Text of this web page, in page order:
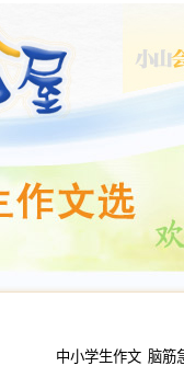
中小学生作文 脑筋